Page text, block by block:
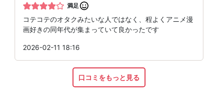
満足
コテコテのオタクみたいな人ではなく、程よくアニメ漫
画好きの同年代が集まっていて良かったです
2026-02-11 18:16
口コミをもっと見る